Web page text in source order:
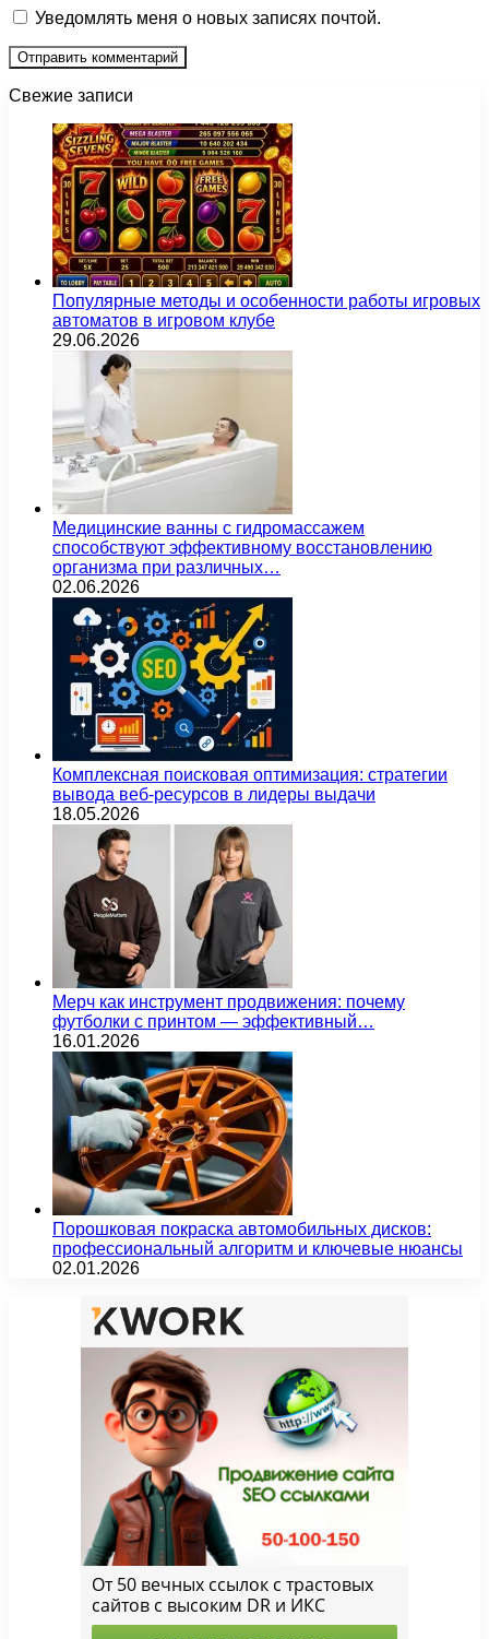
Уведомлять меня о новых записях почтой.
Свежие записи
Популярные методы и особенности работы игровых
автоматов в игровом клубе
29.06.2026
Медицинские ванны с гидромассажем
способствуют эффективному восстановлению
организма при различных…
02.06.2026
Комплексная поисковая оптимизация: стратегии
вывода веб-ресурсов в лидеры выдачи
18.05.2026
Мерч как инструмент продвижения: почему
футболки с принтом — эффективный…
16.01.2026
Порошковая покраска автомобильных дисков:
профессиональный алгоритм и ключевые нюансы
02.01.2026